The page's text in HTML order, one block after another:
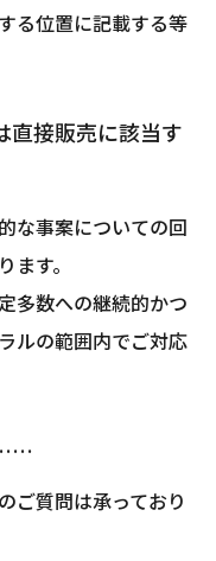
る位置に記載する等
接販売に該当す
な事案についての回
す。
多数への継続的かつ
ルの範囲内でご対応
……
ご質問は承っており